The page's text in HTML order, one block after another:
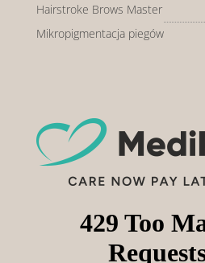
Hairstroke Brows Master
Mikropigmentacja piegów